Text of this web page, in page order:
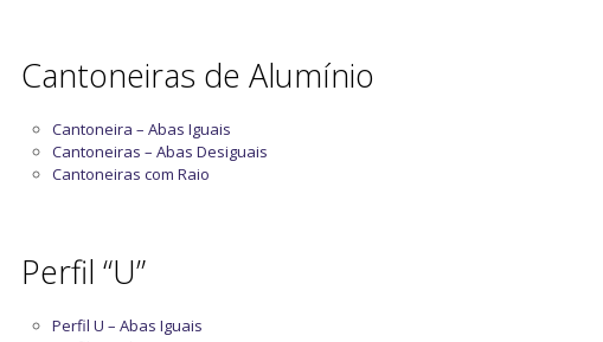
Cantoneiras de Alumínio
Cantoneira – Abas Iguais
Cantoneiras – Abas Desiguais
Cantoneiras com Raio
Perfil “U”
Perfil U – Abas Iguais